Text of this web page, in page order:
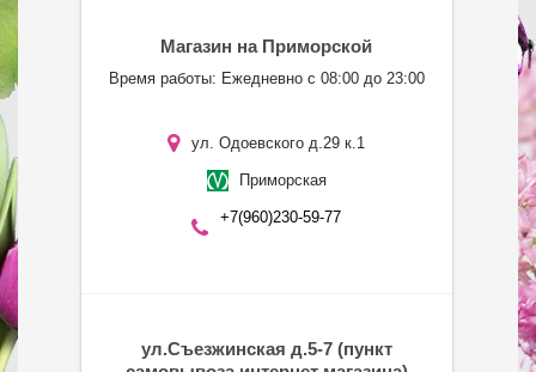
Магазин на Приморской
Время работы: Ежедневно с 08:00 до 23:00
ул. Одоевского д.29 к.1
Приморская
+7(960)230-59-77
ул.Съезжинская д.5-7 (пункт